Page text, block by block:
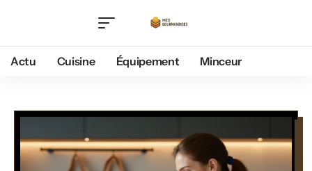
Actu Cuisine Équipement Minceur